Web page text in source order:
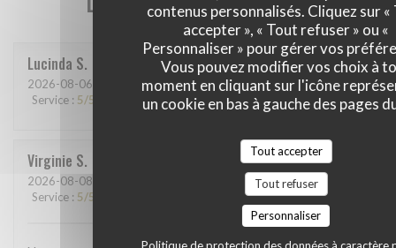
contenus personnalisés. Cliquez sur «
accepter », « Tout refuser » ou «
Personnaliser » pour gérer vos
Vous pouvez modifier vos choix à
moment en cliquant sur l'icône
un cookie en bas à gauche des pages
Tout accepter
Tout refuser
Personnaliser
Politique de protection des données à caractère
Lucinda S
2026-08-06 - 21:00 - Couverts 3
Service : 5/5 Ambiance: 5/5 Cuisine: 5/5 Qualité / Prix:4/5
Virginie S
2026-08-08
Service : 5/5 /5 Qualité / Prix:5